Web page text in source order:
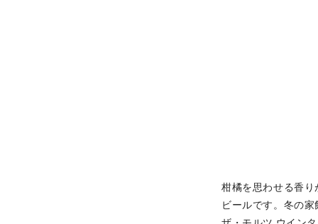
柑橘を思わせる香り
ビールです。冬の